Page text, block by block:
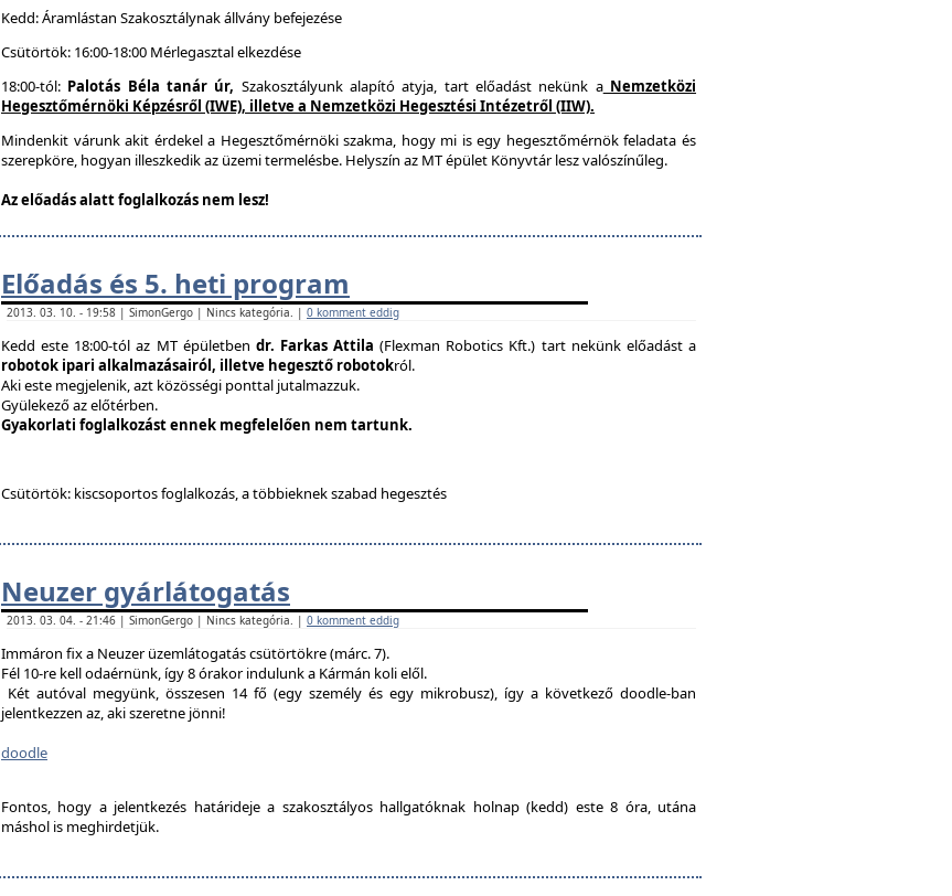
Kedd: Áramlástan Szakosztálynak állvány befejezése
Csütörtök: 16:00-18:00 Mérlegasztal elkezdése
18:00-tól: Palotás Béla tanár úr, Szakosztályunk alapító atyja, tart előadást nekünk aNemzetközi
Hegesztőmérnöki Képzésről (IWE), illetve a Nemzetközi Hegesztési Intézetről (IIW).
Mindenkit várunk akit érdekel a Hegesztőmérnöki szakma, hogy mi is egy hegesztőmérnök feladata és
szerepköre, hogyan illeszkedik az üzemi termelésbe. Helyszín az MT épület Könyvtár lesz valószínűleg.
Az előadás alatt foglalkozás nem lesz!
Előadás és 5. heti program
2013. 03. 10. - 19:58 | SimonGergo | Nincs kategória. | 0 komment eddig
Kedd este 18:00-tól az MT épületben dr. Farkas Attila(Flexman Robotics Kft.) tart nekünk előadást a
robotok ipari alkalmazásairól, illetve hegesztő robotokról.
Aki este megjelenik, azt közösségi ponttal jutalmazzuk.
Gyülekező az előtérben.
Gyakorlati foglalkozást ennek megfelelően nem tartunk.
Csütörtök: kiscsoportos foglalkozás, a többieknek szabad hegesztés
Neuzer gyárlátogatás
2013. 03. 04. - 21:46 | SimonGergo | Nincs kategória. | 0 komment eddig
Immáron fix a Neuzer üzemlátogatás csütörtökre (márc. 7).
Fél 10-re kell odaérnünk, így 8 órakor indulunk a Kármán koli elől.
Két autóval megyünk, összesen 14 fő (egy személy és egy mikrobusz), így a következő doodle-ban
jelentkezzen az, aki szeretne jönni!
doodle
Fontos, hogy a jelentkezés határideje a szakosztályos hallgatóknak holnap (kedd) este 8 óra, utána
máshol is meghirdetjük.